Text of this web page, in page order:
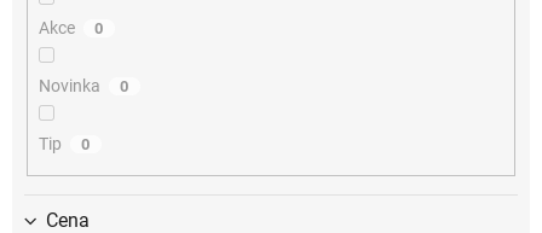
Akce 0
Novinka 0
Tip 0
Cena